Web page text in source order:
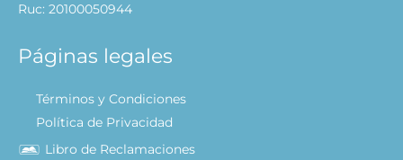
Ruc: 20100050944
Páginas legales
Términos y Condiciones
Política de Privacidad
Libro de Reclamaciones